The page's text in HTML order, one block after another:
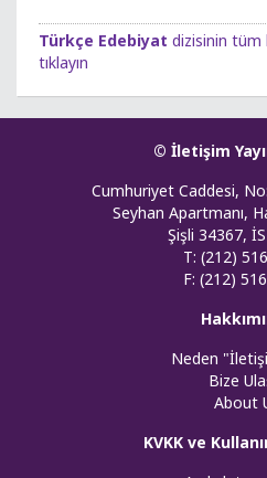
Türkçe Edebiyat dizisinin tüm
tıklayın
© İletişim
Cumhuriyet Caddesi,
Seyhan Apartmanı,
Şişli 34367,
T: (212)
F: (212)
Neden
Bize
About
KVKK ve